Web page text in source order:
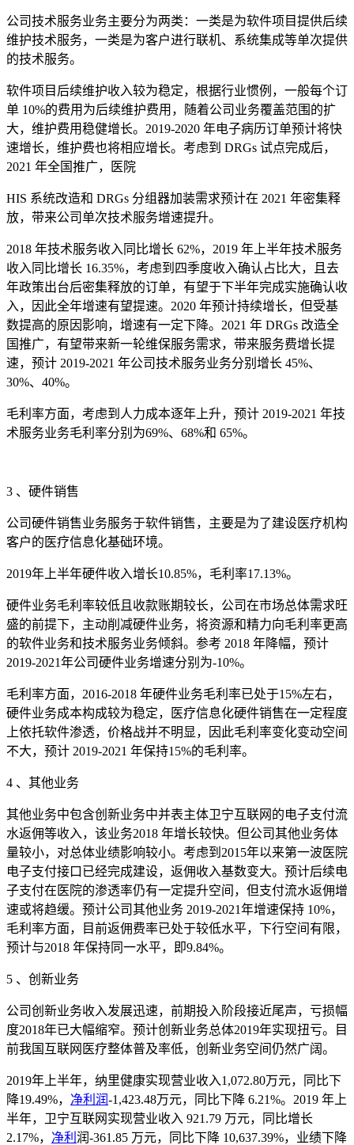
公司技术服务业务主要分为两类：一类是为软件项目提供后续
维护技术服务，一类是为客户进行联机、系统集成等单次提供
的技术服务。
软件项目后续维护收入较为稳定，根据行业惯例，一般每个订
单 10%的费用为后续维护费用，随着公司业务覆盖范围的扩
大，维护费用稳健增长。2019-2020 年电子病历订单预计将快
速增长，维护费也将相应增长。考虑到 DRGs 试点完成后，
2021 年全国推广，医院
HIS 系统改造和 DRGs 分组器加装需求预计在 2021 年密集释
放，带来公司单次技术服务增速提升。
2018 年技术服务收入同比增长 62%，2019 年上半年技术服务
收入同比增长 16.35%，考虑到四季度收入确认占比大，且去
年政策出台后密集释放的订单，有望于下半年完成实施确认收
入，因此全年增速有望提速。2020 年预计持续增长，但受基
数提高的原因影响，增速有一定下降。2021 年 DRGs 改造全
国推广，有望带来新一轮维保服务需求，带来服务费增长提
速，预计 2019-2021 年公司技术服务业务分别增长 45%、
30%、40%。
毛利率方面，考虑到人力成本逐年上升，预计 2019-2021 年技
术服务业务毛利率分别为69%、68%和 65%。
3 、硬件销售
公司硬件销售业务服务于软件销售，主要是为了建设医疗机构
客户的医疗信息化基础环境。
2019年上半年硬件收入增长10.85%，毛利率17.13%。
硬件业务毛利率较低且收款账期较长，公司在市场总体需求旺
盛的前提下，主动削减硬件业务，将资源和精力向毛利率更高
的软件业务和技术服务业务倾斜。参考 2018 年降幅，预计
2019-2021年公司硬件业务增速分别为-10%。
毛利率方面，2016-2018 年硬件业务毛利率已处于15%左右，
硬件业务成本构成较为稳定，医疗信息化硬件销售在一定程度
上依托软件渗透，价格战并不明显，因此毛利率变化变动空间
不大，预计 2019-2021 年保持15%的毛利率。
4 、其他业务
其他业务中包含创新业务中并表主体卫宁互联网的电子支付流
水返佣等收入，该业务2018 年增长较快。但公司其他业务体
量较小，对总体业绩影响较小。考虑到2015年以来第一波医院
电子支付接口已经完成建设，返佣收入基数变大。预计后续电
子支付在医院的渗透率仍有一定提升空间，但支付流水返佣增
速或将趋缓。预计公司其他业务 2019-2021年增速保持 10%，
毛利率方面，目前返佣费率已处于较低水平，下行空间有限，
预计与2018 年保持同一水平，即9.84%。
5 、创新业务
公司创新业务收入发展迅速，前期投入阶段接近尾声，亏损幅
度2018年已大幅缩窄。预计创新业务总体2019年实现扭亏。目
前我国互联网医疗整体普及率低，创新业务空间仍然广阔。
2019年上半年，纳里健康实现营业收入1,072.80万元，同比下
降19.49%， 净利润-1,423.48万元，同比下降 6.21%。2019 年上
半年，卫宁互联网实现营业收入 921.79 万元，同比增长
2.17%， 净利 润-361.85 万元，同比下降 10,637.39%，业绩下降